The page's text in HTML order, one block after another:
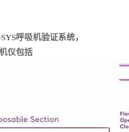
呼吸机验证系统，
仪包括